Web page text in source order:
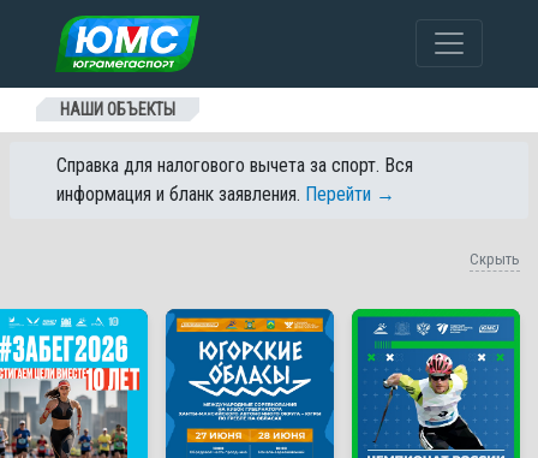
Перейти к содержанию
НАШИ ОБЪЕКТЫ
Справка для налогового вычета за спорт. Вся
информация и бланк заявления. Перейти →
Скрыть